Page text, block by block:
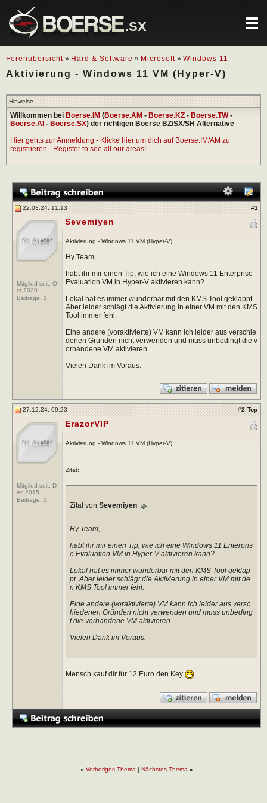
.SX
Forenübersicht » Hard & Software » Microsoft » Windows 11
Aktivierung - Windows 11 VM (Hyper-V)
Hinweise
Willkommen bei Boerse.IM (Boerse.AM - Boerse.KZ - Boerse.TW-
Boerse.AI - Boerse.SX) der richtigen Boerse BZ/SX/SH Alternative
Hier gehts zur Anmeldung - Klicke hier um dich auf Boerse.IM/AM zu
registrieren - Register to see all our areas!
22.03.24, 11:13 #1
Mitglied seit: O
ct 2020
Beiträge: 1
Sevemiyen
Aktivierung - Windows 11 VM (Hyper-V)
Hy Team,
habt ihr mir einen Tip, wie ich eine Windows 11 Enterprise
Evaluation VM in Hyper-V aktivieren kann?
Lokal hat es immer wunderbar mit den KMS Tool geklappt.
Aber leider schlägt die Aktivierung in einer VM mit den KMS
Tool immer fehl.
Eine andere (voraktivierte) VM kann ich leider aus verschie
denen Gründen nicht verwenden und muss unbedingt die v
orhandene VM aktivieren.
Vielen Dank im Voraus.
27.12.24, 09:23 #2 Top
Mitglied seit: D
ec 2015
Beiträge: 3
ErazorVIP
Aktivierung - Windows 11 VM (Hyper-V)
Zitat:
Zitat von Sevemiyen
Hy Team,
habt ihr mir einen Tip, wie ich eine Windows 11 Enterpris
e Evaluation VM in Hyper-V aktivieren kann?
Lokal hat es immer wunderbar mit den KMS Tool geklap
pt. Aber leider schlägt die Aktivierung in einer VM mit de
n KMS Tool immer fehl.
Eine andere (voraktivierte) VM kann ich leider aus versc
hiedenen Gründen nicht verwenden und muss unbeding
t die vorhandene VM aktivieren.
Vielen Dank im Voraus.
Mensch kauf dir für 12 Euro den Key
« Vorheriges Thema | Nächstes Thema »